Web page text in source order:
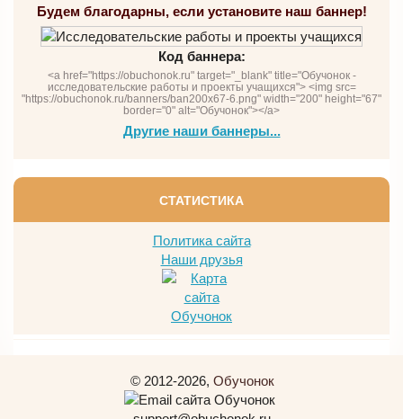
Будем благодарны, если установите наш баннер!
Код баннера:
<a href="https://obuchonok.ru" target="_blank" title="Обучонок -
исследовательские работы и проекты учащихся"> <img src=
"https://obuchonok.ru/banners/ban200x67-6.png" width="200" height="67"
border="0" alt="Обучонок"></a>
Другие наши баннеры...
СТАТИСТИКА
Политика сайта
Наши друзья
© 2012-2026, Обучонок